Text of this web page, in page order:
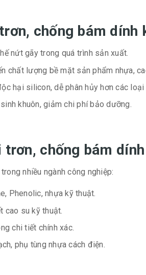
chống bám dính
nứt gãy trong quá trình sản xuất.
chất lượng bề mặt sản phẩm nhựa,
hại silicon, dễ phân hủy hơn các
khuôn, giảm chi phí bảo dưỡng.
chống bám
nhiều ngành công nghiệp:
Phenolic, nhựa kỹ thuật.
cao su kỹ thuật.
chi tiết chính xác.
phụ tùng nhựa cách điện.